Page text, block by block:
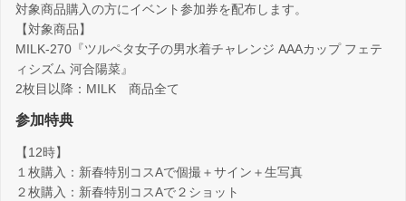
対象商品購入の方にイベント参加券を配布します。
【対象商品】
MILK-270『ツルペタ女子の男水着チャレンジ AAAカップ フェテ
ィシズム 河合陽菜』
2枚目以降：MILK 商品全て
参加特典
【12時】
１枚購入：新春特別コスAで個撮＋サイン＋生写真
２枚購入：新春特別コスAで２ショット